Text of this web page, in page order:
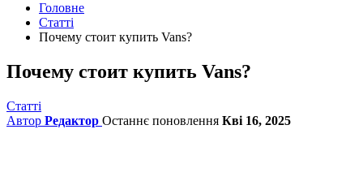
Головне
Статті
Почему стоит купить Vans?
Почему стоит купить Vans?
Статті
Автор Редактор Останнє поновлення Кві 16, 2025